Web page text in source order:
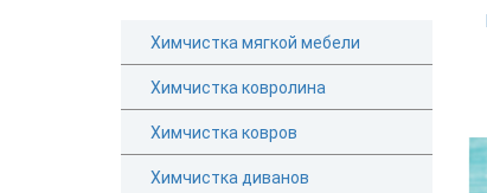
Химчистка мягкой мебели
Химчистка ковролина
Химчистка ковров
Химчистка диванов